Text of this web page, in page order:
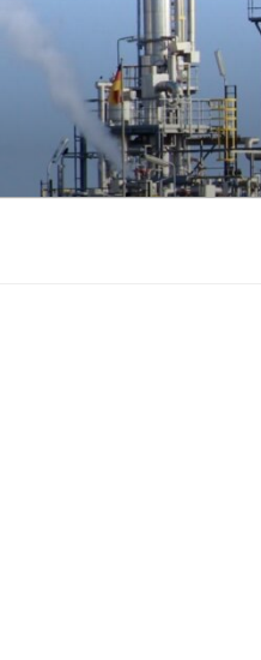
содержимому